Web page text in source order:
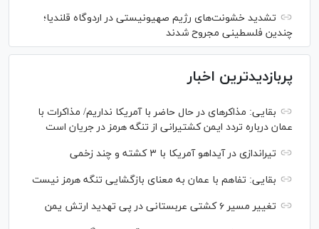
تشدید خشونت‌های رژیم صهیونیستی در اردوگاه قلندیا؛
چندین فلسطینی مجروح شدند
پربازدیدترین اخبار
بقایی: مذاکره‎ای در حال حاضر با آمریکا نداریم/ مذاکرات با
عمان درباره تردد ایمن کشتیرانی از تنگه هرمز در جریان است
تیراندازی در آیداهو آمریکا با ۳ کشته و چند زخمی
بقایی: تفاهم با عمان به معنای بازگشایی تنگه هرمز نیست
تغییر مسیر ۶ کشتی عربستانی در پی تهدید ارتش یمن